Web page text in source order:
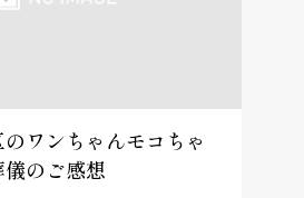
ワンちゃんモコちゃ
のご感想